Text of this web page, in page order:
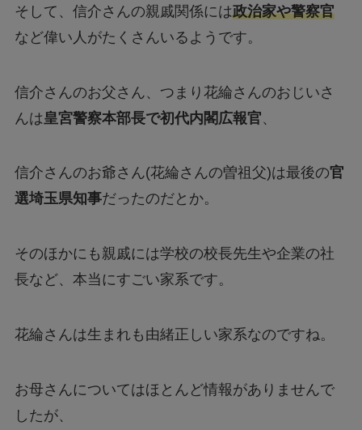
そして、信介さんの親戚関係には政治家や警察官
など偉い人がたくさんいるようです。
信介さんのお父さん、つまり花綸さんのおじいさ
んは皇宮警察本部長で初代内閣広報官、
信介さんのお爺さん(花綸さんの曽祖父)は最後の官
選埼玉県知事だったのだとか。
そのほかにも親戚には学校の校長先生や企業の社
長など、本当にすごい家系です。
花綸さんは生まれも由緒正しい家系なのですね。
お母さんについてはほとんど情報がありませんで
したが、